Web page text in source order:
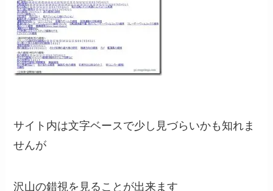
サイト内は文字ベースで少し見づらいかも知れま
せんが
沢山の錯視を見ることが出来ます